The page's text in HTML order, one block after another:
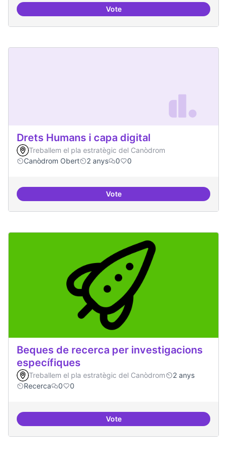
VoteMoviment Activista Digital
Drets Humans i capa digital
Treballem el pla estratègic del Canòdrom
Canòdrom Obert
2 anys 0 0
VoteDrets Humans i capa digital
Beques de recerca per investigacions
específiques
Treballem el pla estratègic del Canòdrom
2 anys
Recerca
0 0
VoteBeques de recerca per